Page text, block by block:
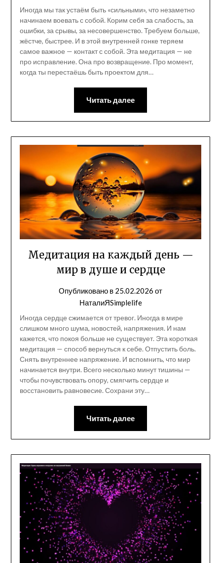
Иногда мы так устаём быть «сильными», что незаметно
начинаем воевать с собой. Корим себя за слабость, за
ошибки, за срывы, за несовершенство. Требуем больше,
жёстче, быстрее. И в этой внутренней гонке теряем
самое важное — контакт с собой. Эта медитация — не
про исправление. Она про возвращение. Про момент,
когда ты перестаёшь быть проектом для…
Читать далее
Медитация на каждый день —
мир в душе и сердце
Опубликовано в 25.02.2026 от
НаталиЯSimplelife
Иногда сердце сжимается от тревог. Иногда в мире
слишком много шума, новостей, напряжения. И нам
кажется, что покоя больше не существует. Эта короткая
медитация — способ вернуться к себе. Отпустить боль.
Снять внутреннее напряжение. И вспомнить, что мир
начинается внутри. Всего несколько минут тишины —
чтобы почувствовать опору, смягчить сердце и
восстановить равновесие. Сохрани эту…
Читать далее